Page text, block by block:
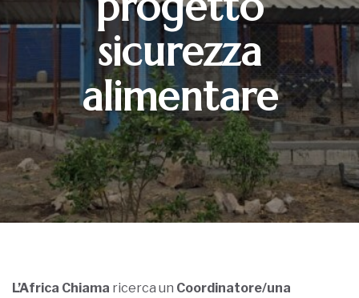
sicurezza
alimentare
L’Africa Chiama ricerca un Coordinatore/una